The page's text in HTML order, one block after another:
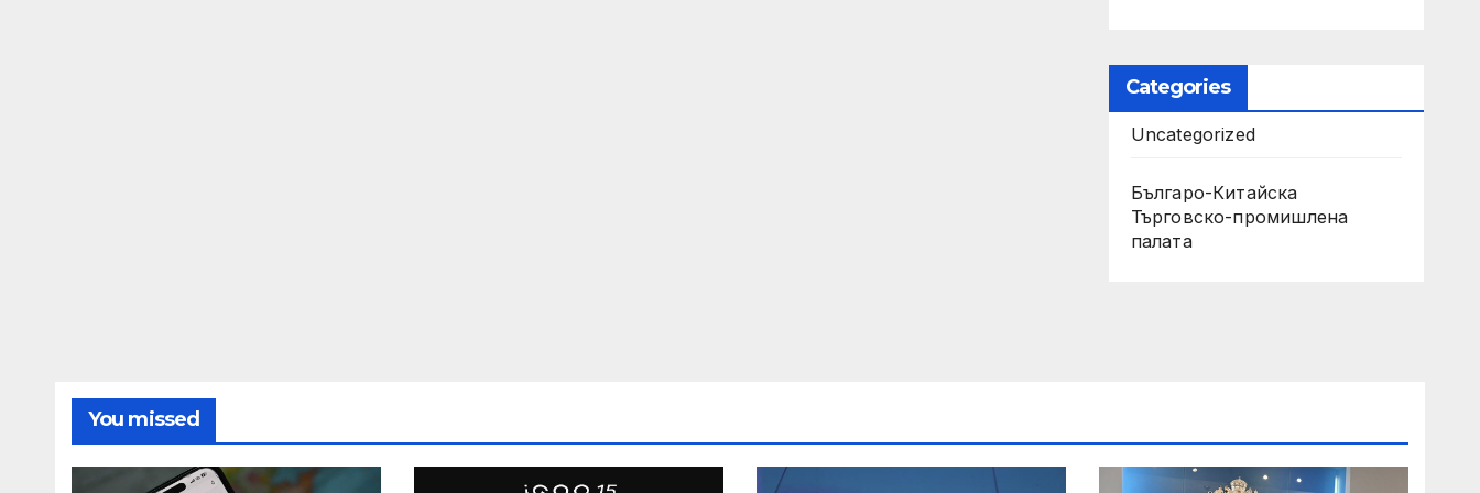
Categories
Uncategorized
Българо-Китайска
Търговско-промишлена
палaта
You missed